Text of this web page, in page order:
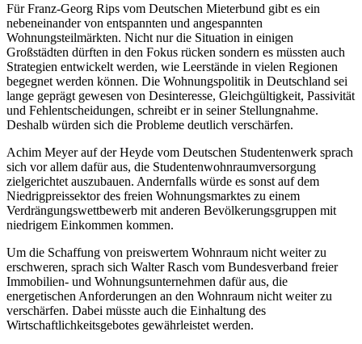
Für Franz-Georg Rips vom Deutschen Mieterbund gibt es ein
nebeneinander von entspannten und angespannten
Wohnungsteilmärkten. Nicht nur die Situation in einigen
Großstädten dürften in den Fokus rücken sondern es müssten auch
Strategien entwickelt werden, wie Leerstände in vielen Regionen
begegnet werden können. Die Wohnungspolitik in Deutschland sei
lange geprägt gewesen von Desinteresse, Gleichgültigkeit, Passivität
und Fehlentscheidungen, schreibt er in seiner Stellungnahme.
Deshalb würden sich die Probleme deutlich verschärfen.
Achim Meyer auf der Heyde vom Deutschen Studentenwerk sprach
sich vor allem dafür aus, die Studentenwohnraumversorgung
zielgerichtet auszubauen. Andernfalls würde es sonst auf dem
Niedrigpreissektor des freien Wohnungsmarktes zu einem
Verdrängungswettbewerb mit anderen Bevölkerungsgruppen mit
niedrigem Einkommen kommen.
Um die Schaffung von preiswertem Wohnraum nicht weiter zu
erschweren, sprach sich Walter Rasch vom Bundesverband freier
Immobilien- und Wohnungsunternehmen dafür aus, die
energetischen Anforderungen an den Wohnraum nicht weiter zu
verschärfen. Dabei müsste auch die Einhaltung des
Wirtschaftlichkeitsgebotes gewährleistet werden.